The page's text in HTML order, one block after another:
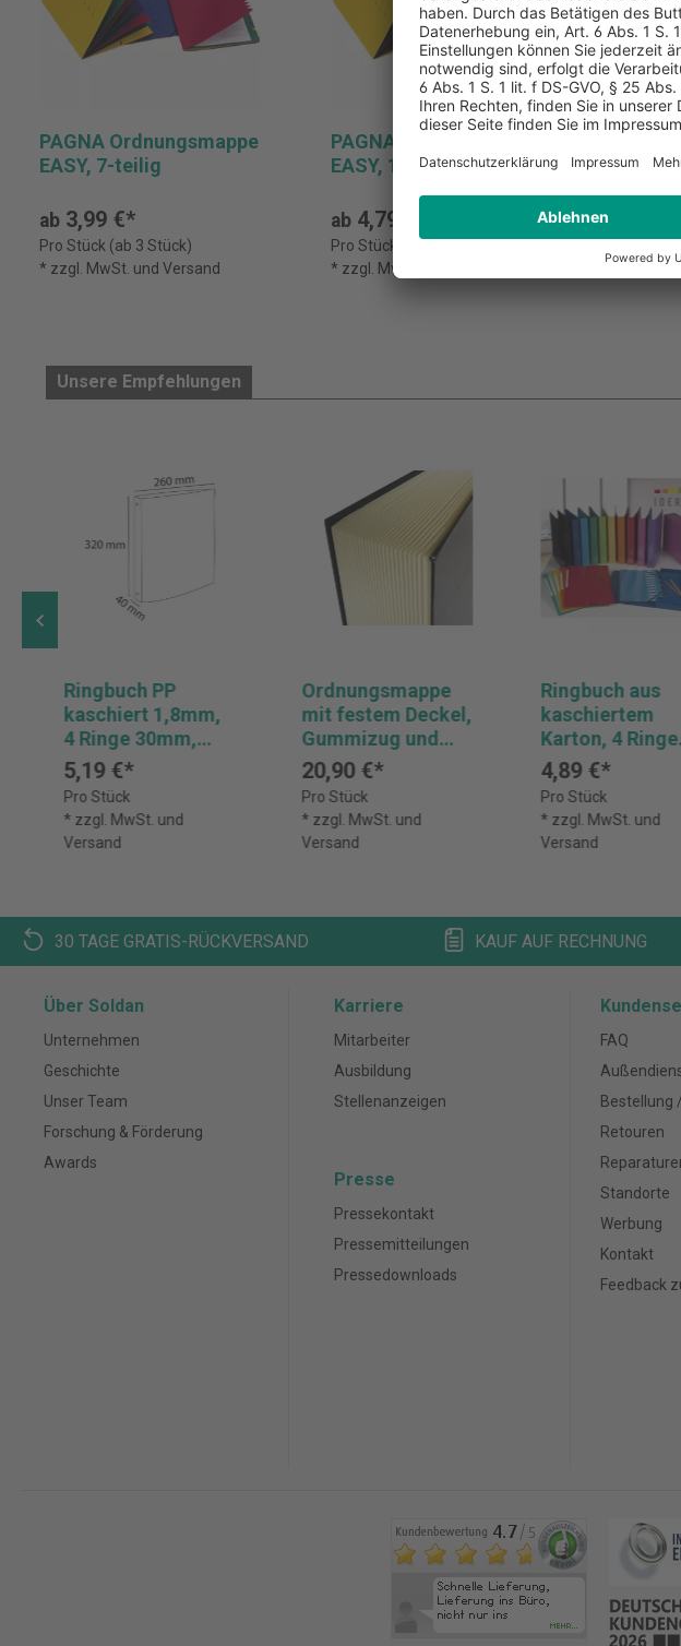
PAGNA Ordnungsmappe
EASY, 7-teilig
ab 3,99 €*
Pro Stück (ab 3 Stück)
* zzgl. MwSt. und Versand
PAGNA Ordnungsmappe
EASY, 12-teilig
ab4,79 €*
Pro Stück (ab 3 Stück)
* zzgl. MwSt. und Versand
Desk
* zzgl.
Unsere Empfehlungen
Ringbuch PP
kaschiert 1,8mm,
4 Ringe 30mm,
Rückenbreite
40mm, 32x26cm
für DIN A4 -
Orange
5,19 €*
Pro Stück
* zzgl. MwSt. und
Versand
Ordnungsmappe
mit festem Deckel,
Gummizug und
dehnbarem
Harmonika-
Rücken, 12 Fächer
mit
Schwarz
20,90 €*
Pro Stück
* zzgl. MwSt. und
Versand
Ringbuch aus
kaschiertem
Karton, 4 Ringe
30mm, Rücken
40mm, 32x26cm
für DIN A4 -
Iderama -
4,89 €*
Pro Stück
* zzgl. MwSt. und
Versand
30 TAGE GRATIS-RÜCKVERSAND KAUF AUF RECHNUNG
Über Soldan
Unternehmen
Geschichte
Unser Team
Forschung & Förderung
Awards
Karriere
Mitarbeiter
Ausbildung
Stellenanzeigen
Presse
Pressekontakt
Pressemitteilungen
Pressedownloads
FAQ
Bestellung
Retouren
Standorte
Werbung
Kontakt
Feedback